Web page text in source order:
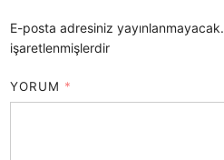
E-posta adresiniz yayınlanmayacak.
işaretlenmişlerdir
YORUM *